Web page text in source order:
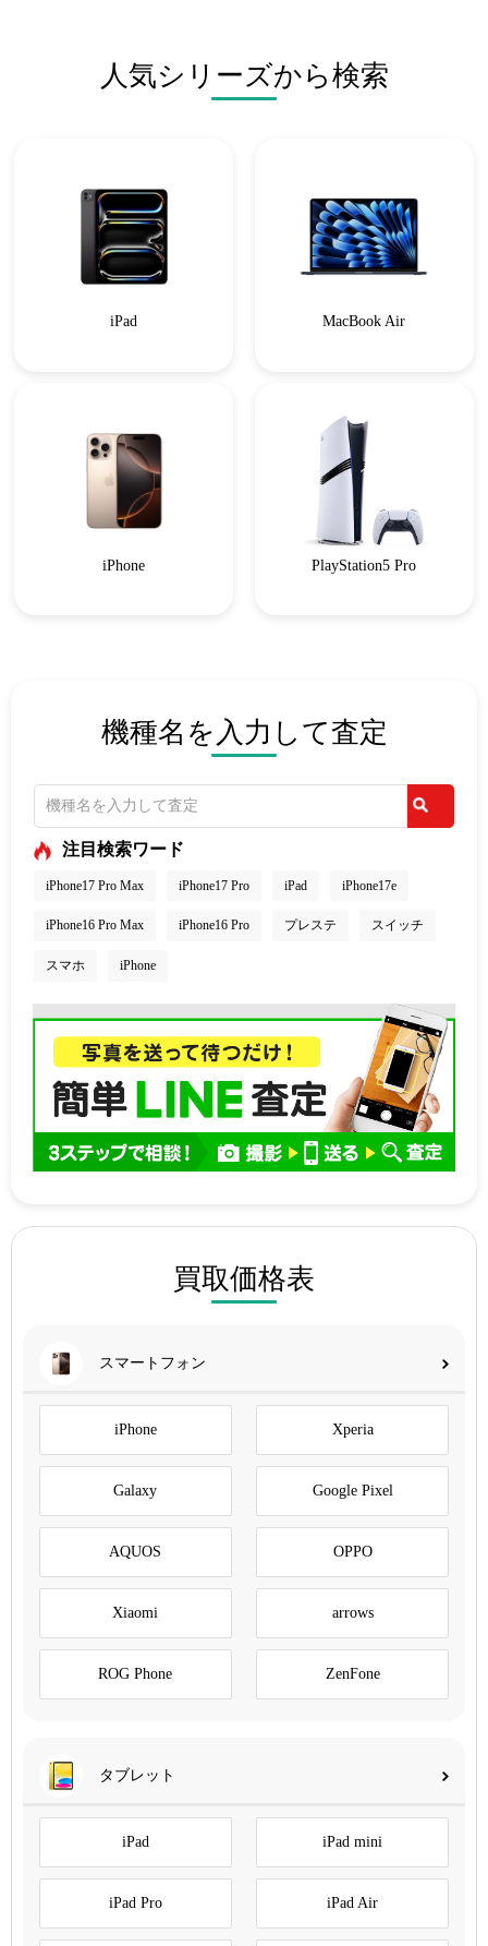
人気シリーズから検索
iPad MacBook Air
iPhone PlayStation5 Pro
機種名を入力して査定
注目検索ワード
iPhone17 Pro Max iPhone17 Pro iPad iPhone17e
iPhone16 Pro Max iPhone16 Pro プレステ スイッチ
スマホ iPhone
買取価格表
スマートフォン
iPhone Xperia
Galaxy Google Pixel
AQUOS OPPO
Xiaomi arrows
ROG Phone ZenFone
タブレット
iPad iPad mini
iPad Pro iPad Air